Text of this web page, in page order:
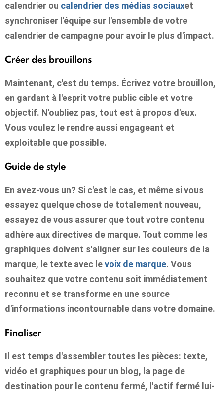
calendrier ou calendrier des médias sociauxet
synchroniser l'équipe sur l'ensemble de votre
calendrier de campagne pour avoir le plus d'impact.
Créer des brouillons
Maintenant, c'est du temps. Écrivez votre brouillon,
en gardant à l'esprit votre public cible et votre
objectif. N'oubliez pas, tout est à propos d'eux.
Vous voulez le rendre aussi engageant et
exploitable que possible.
Guide de style
En avez-vous un? Si c'est le cas, et même si vous
essayez quelque chose de totalement nouveau,
essayez de vous assurer que tout votre contenu
adhère aux directives de marque. Tout comme les
graphiques doivent s'aligner sur les couleurs de la
marque, le texte avec levoix de marque. Vous
souhaitez que votre contenu soit immédiatement
reconnu et se transforme en une source
d'informations incontournable dans votre domaine.
Finaliser
Il est temps d'assembler toutes les pièces: texte,
vidéo et graphiques pour un blog, la page de
destination pour le contenu fermé, l'actif fermé lui-